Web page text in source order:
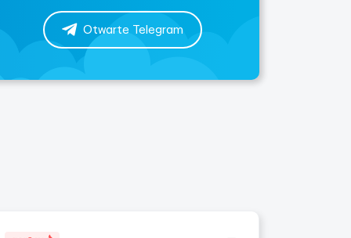
Otwarte Telegram